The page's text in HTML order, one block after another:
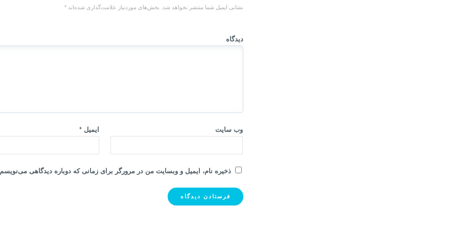
نشانی ایمیل شما منتشر نخواهد شد. بخش‌های موردنیاز علامت‌گذاری شده‌اند *
دیدگاه
ایمیل* وب‌ سایت
ذخیره نام، ایمیل و وبسایت من در مرورگر برای زمانی که دوباره دیدگاهی